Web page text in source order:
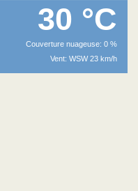
30 °C
Couverture nuageuse: 0 %
Vent: WSW 23 km/h